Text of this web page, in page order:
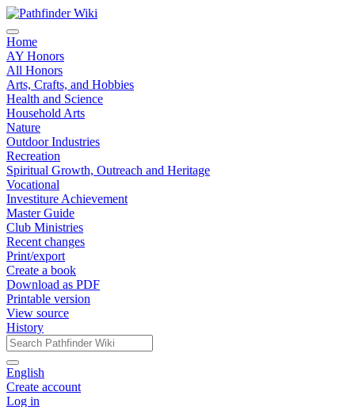
Home
AY Honors
All Honors
Arts, Crafts, and Hobbies
Health and Science
Household Arts
Nature
Outdoor Industries
Recreation
Spiritual Growth, Outreach and Heritage
Vocational
Investiture Achievement
Master Guide
Club Ministries
Recent changes
Print/export
Create a book
Download as PDF
Printable version
View source
History
English
Create account
Log in